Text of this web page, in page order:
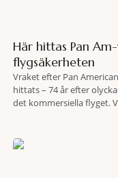
Här hittas Pan
flygsäkerheten
Vraket efter Pan
hittats – 74 år efter
det kommersiella flyget.
lokaliserades den 2 juni i